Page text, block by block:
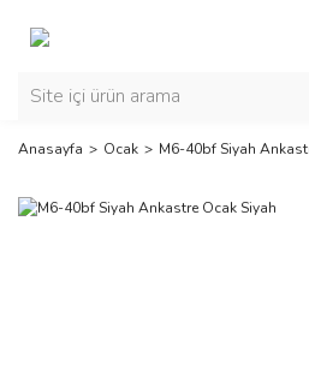
Anasayfa Ocak M6-40bf Siyah